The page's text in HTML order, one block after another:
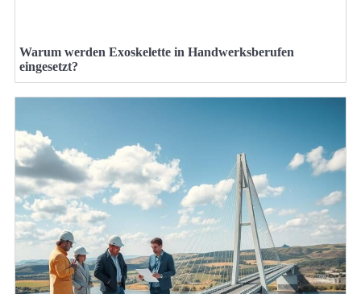
Warum werden Exoskelette in Handwerksberufen
eingesetzt?